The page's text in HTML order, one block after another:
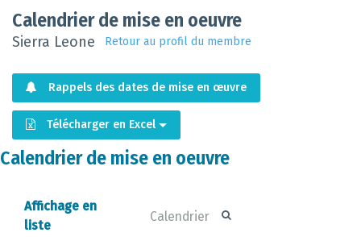
Calendrier de mise en oeuvre
Sierra Leone Retour au profil du membre
Rappels des dates de mise en œuvre
Télécharger en Excel
Calendrier de mise en oeuvre
Affichage en
liste
Calendrier